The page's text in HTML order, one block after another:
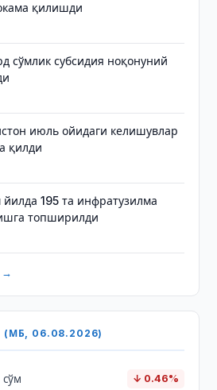
қилишди
сўмлик субсидия ноқонуний
июль ойидаги келишувлар
қилди
195 та инфратузилма
топширилди
→
(МБ, 06.08.2026)
↓ 0.46%